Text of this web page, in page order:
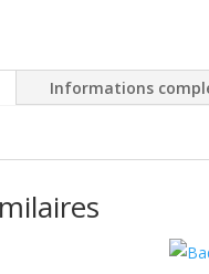
Informations